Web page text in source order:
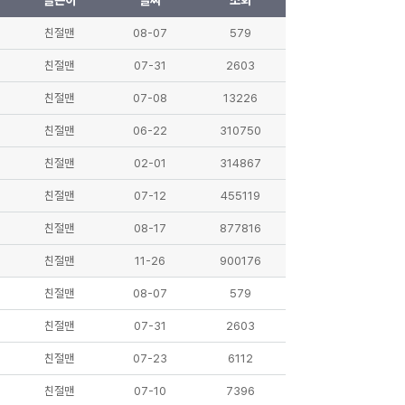
친절맨 08-07 579
친절맨 07-31 2603
친절맨 07-08 13226
친절맨 06-22 310750
친절맨 02-01 314867
친절맨 07-12 455119
친절맨 08-17 877816
친절맨 11-26 900176
친절맨 08-07 579
친절맨 07-31 2603
친절맨 07-23 6112
친절맨 07-10 7396